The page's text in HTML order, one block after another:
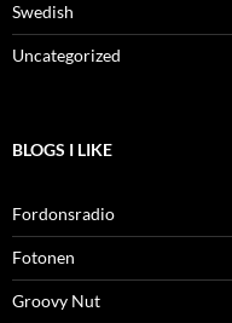
Swedish
Uncategorized
BLOGS I LIKE
Fordonsradio
Fotonen
Groovy Nut